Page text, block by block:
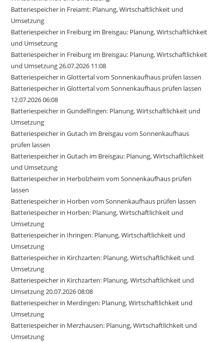
Batteriespeicher in Freiamt: Planung, Wirtschaftlichkeit und
Umsetzung
Batteriespeicher in Freiburg im Breisgau: Planung, Wirtschaftlichkeit
und Umsetzung
Batteriespeicher in Freiburg im Breisgau: Planung, Wirtschaftlichkeit
und Umsetzung 26.07.2026 11:08
Batteriespeicher in Glottertal vom Sonnenkaufhaus prüfen lassen
Batteriespeicher in Glottertal vom Sonnenkaufhaus prüfen lassen
12.07.2026 06:08
Batteriespeicher in Gundelfingen: Planung, Wirtschaftlichkeit und
Umsetzung
Batteriespeicher in Gutach im Breisgau vom Sonnenkaufhaus
prüfen lassen
Batteriespeicher in Gutach im Breisgau: Planung, Wirtschaftlichkeit
und Umsetzung
Batteriespeicher in Herbolzheim vom Sonnenkaufhaus prüfen
lassen
Batteriespeicher in Horben vom Sonnenkaufhaus prüfen lassen
Batteriespeicher in Horben: Planung, Wirtschaftlichkeit und
Umsetzung
Batteriespeicher in Ihringen: Planung, Wirtschaftlichkeit und
Umsetzung
Batteriespeicher in Kirchzarten: Planung, Wirtschaftlichkeit und
Umsetzung
Batteriespeicher in Kirchzarten: Planung, Wirtschaftlichkeit und
Umsetzung 20.07.2026 08:08
Batteriespeicher in Merdingen: Planung, Wirtschaftlichkeit und
Umsetzung
Batteriespeicher in Merzhausen: Planung, Wirtschaftlichkeit und
Umsetzung